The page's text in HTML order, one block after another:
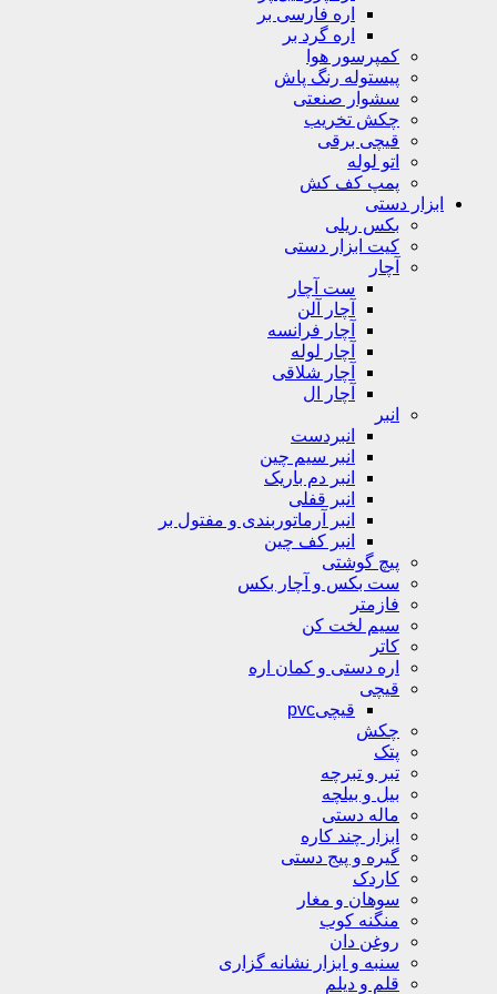
اره فارسی بر
اره گرد بر
کمپرسور هوا
پیستوله رنگ پاش
سشوار صنعتی
چکش تخریب
قیچی برقی
اتو لوله
پمپ کف کش
ابزار دستی
بکس ریلی
کیت ابزار دستی
آچار
ست آچار
آچار آلن
آچار فرانسه
آچار لوله
آچار شلاقی
آچار ال
انبر
انبردست
انبر سیم چین
انبر دم باریک
انبر قفلی
انبر آرماتوربندی و مفتول بر
انبر کف چین
پیچ گوشتی
ست بکس و آچار بکس
فازمتر
سیم لخت کن
کاتر
اره دستی و کمان اره
قیچی
قیچیpvc
چکش
پتک
تبر و تبرچه
بیل و بیلچه
ماله دستی
ابزار چند کاره
گیره و پیج دستی
کاردک
سوهان و مغار
منگنه کوب
روغن دان
سنبه و ابزار نشانه گزاری
قلم و دیلم